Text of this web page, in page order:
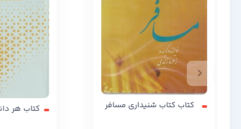
کتاب کتاب شنیداری مسافر کتاب هر